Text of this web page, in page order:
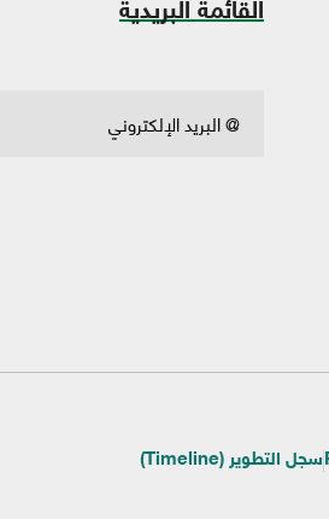
القائمة البريدية
سجل التطوير (Timeline)